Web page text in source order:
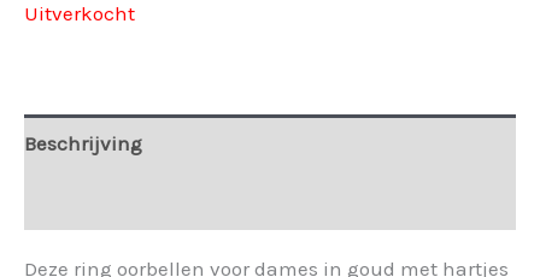
Uitverkocht
Beschrijving
Deze ring oorbellen voor dames in goud met hartjes